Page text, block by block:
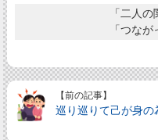
「二人
「つな
【前の記事】
巡り巡りて己が身の